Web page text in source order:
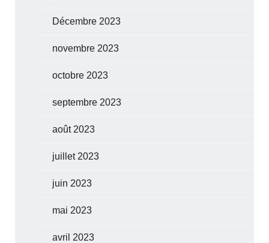
Décembre 2023
novembre 2023
octobre 2023
septembre 2023
août 2023
juillet 2023
juin 2023
mai 2023
avril 2023